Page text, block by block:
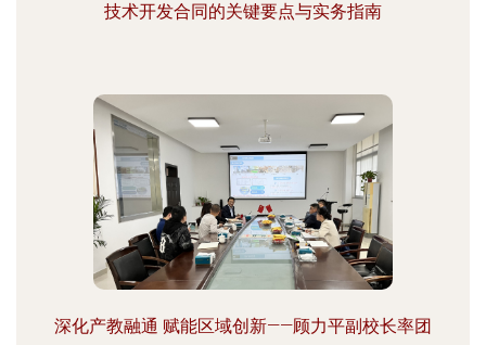
技术开发合同的关键要点与实务指南
深化产教融通 赋能区域创新——顾力平副校长率团